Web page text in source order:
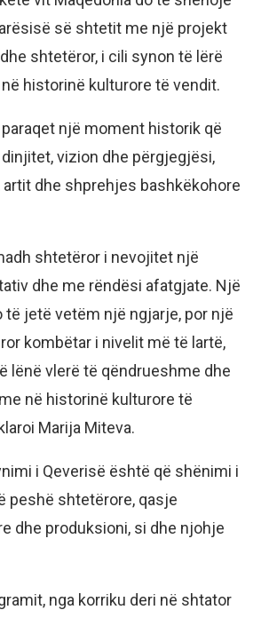
së shtetit me një projekt
shtetëror, i cili synon të lërë
historinë kulturore të vendit.
një moment historik që
vizion dhe përgjegjësi,
dhe shprehjes bashkëkohore
shtetëror i nevojitet një
dhe me rëndësi afatgjate. Një
të jetë vetëm një ngjarje, por një
kombëtar i nivelit më të lartë,
lënë vlerë të qëndrueshme dhe
në historinë kulturore të
Marija Miteva.
i Qeverisë është që shënimi i
peshë shtetërore, qasje
dhe produksioni, si dhe njohje
nga korriku deri në shtator